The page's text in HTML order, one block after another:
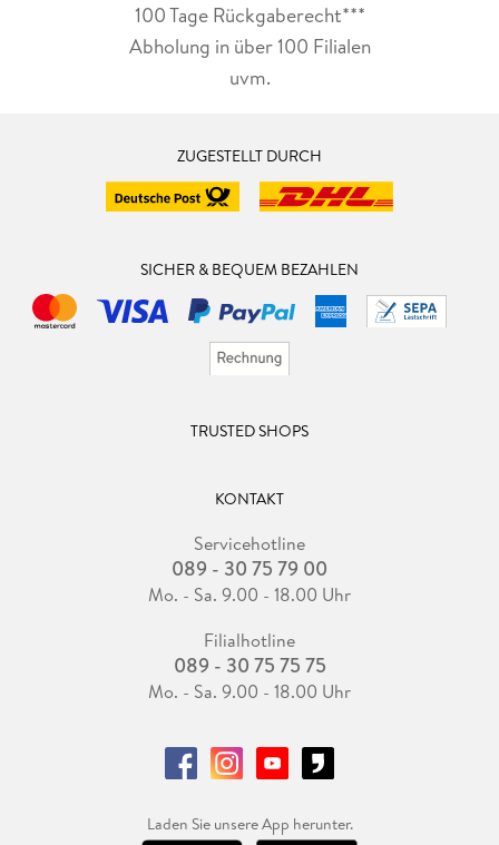
100 Tage Rückgaberecht***
Abholung in über 100 Filialen
uvm.
ZUGESTELLT DURCH
SICHER & BEQUEM BEZAHLEN
TRUSTED SHOPS
KONTAKT
Servicehotline
089 - 30 75 79 00
Mo. - Sa. 9.00 - 18.00 Uhr
Filialhotline
089 - 30 75 75 75
Mo. - Sa. 9.00 - 18.00 Uhr
Laden Sie unsere App herunter.